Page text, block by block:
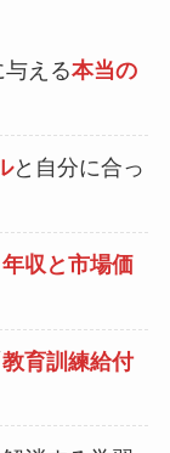
与える本当の
と自分に合っ
年収と市場価
教育訓練給付